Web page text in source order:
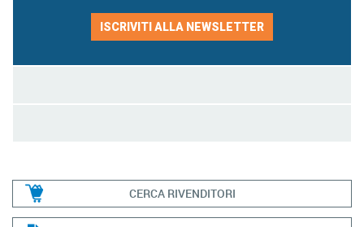
ISCRIVITI ALLA NEWSLETTER
CERCA RIVENDITORI